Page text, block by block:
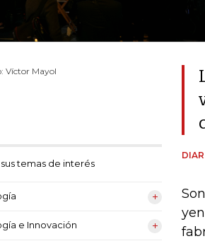
Víctor Mayol
temas de interés
e Innovación